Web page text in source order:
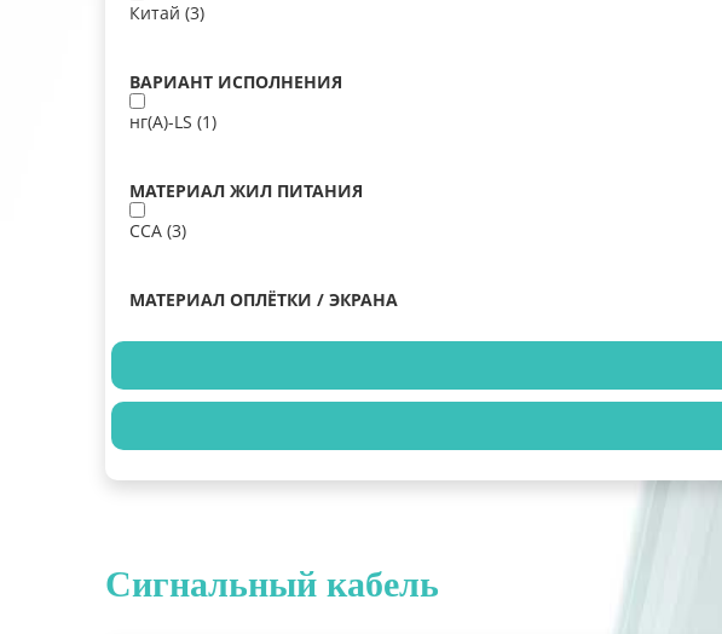
Китай (3)
ВАРИАНТ ИСПОЛНЕНИЯ
нг(А)-LS (1)
МАТЕРИАЛ ЖИЛ ПИТАНИЯ
CCA (3)
МАТЕРИАЛ ОПЛЁТКИ / ЭКРАНА
Сигнальный кабель